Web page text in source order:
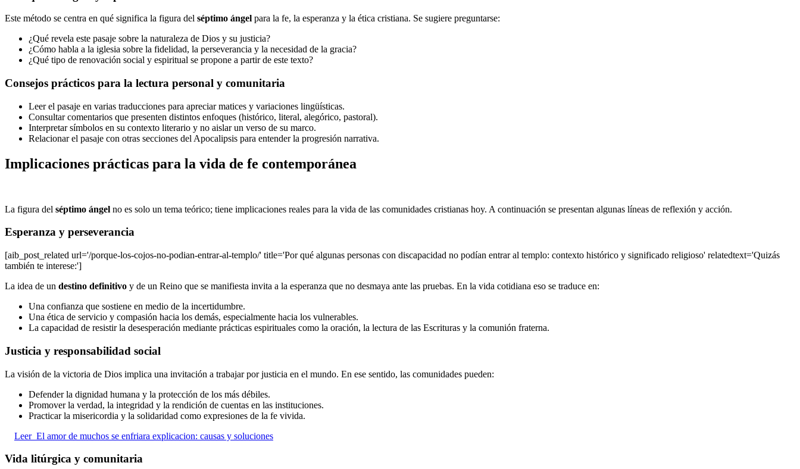
Este método se centra en qué significa la figura del séptimo ángel para la fe, la esperanza y la ética cristiana. Se sugiere preguntarse:
¿Qué revela este pasaje sobre la naturaleza de Dios y su justicia?
¿Cómo habla a la iglesia sobre la fidelidad, la perseverancia y la necesidad de la gracia?
¿Qué tipo de renovación social y espiritual se propone a partir de este texto?
Consejos prácticos para la lectura personal y comunitaria
Leer el pasaje en varias traducciones para apreciar matices y variaciones lingüísticas.
Consultar comentarios que presenten distintos enfoques (histórico, literal, alegórico, pastoral).
Interpretar símbolos en su contexto literario y no aislar un verso de su marco.
Relacionar el pasaje con otras secciones del Apocalipsis para entender la progresión narrativa.
Implicaciones prácticas para la vida de fe contemporánea
La figura del séptimo ángel no es solo un tema teórico; tiene implicaciones reales para la vida de las comunidades cristianas hoy. A continuación se presentan algunas líneas de reflexión y acción.
Esperanza y perseverancia
[aib_post_related url='/porque-los-cojos-no-podian-entrar-al-templo/' title='Por qué algunas personas con discapacidad no podían entrar al templo: contexto histórico y significado religioso' relatedtext='Quizás
también te interese:']
La idea de un destino definitivo y de un Reino que se manifiesta invita a la esperanza que no desmaya ante las pruebas. En la vida cotidiana eso se traduce en:
Una confianza que sostiene en medio de la incertidumbre.
Una ética de servicio y compasión hacia los demás, especialmente hacia los vulnerables.
La capacidad de resistir la desesperación mediante prácticas espirituales como la oración, la lectura de las Escrituras y la comunión fraterna.
Justicia y responsabilidad social
La visión de la victoria de Dios implica una invitación a trabajar por justicia en el mundo. En ese sentido, las comunidades pueden:
Defender la dignidad humana y la protección de los más débiles.
Promover la verdad, la integridad y la rendición de cuentas en las instituciones.
Practicar la misericordia y la solidaridad como expresiones de la fe vivida.
Leer El amor de muchos se enfriara explicacion: causas y soluciones
Vida litúrgica y comunitaria